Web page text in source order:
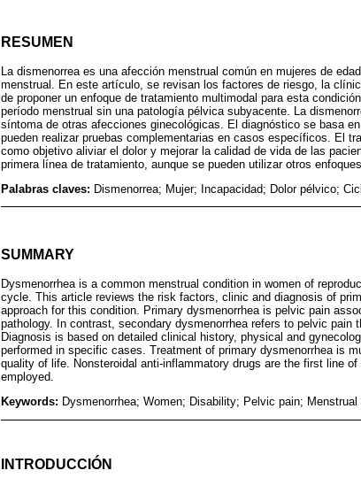
RESUMEN
La dismenorrea es una afección menstrual común en mujeres de
menstrual. En este artículo, se revisan los factores de riesgo, la
de proponer un enfoque de tratamiento multimodal para esta
período menstrual sin una patología pélvica subyacente. La
síntoma de otras afecciones ginecológicas. El diagnóstico se basa
pueden realizar pruebas complementarias en casos específicos. El
como objetivo aliviar el dolor y mejorar la calidad de vida de las
primera línea de tratamiento, aunque se pueden utilizar otros
Palabras claves: Dismenorrea; Mujer; Incapacidad; Dolor pélvico;
SUMMARY
Dysmenorrhea is a common menstrual condition in women of
cycle. This article reviews the risk factors, clinic and diagnosis of
approach for this condition. Primary dysmenorrhea is pelvic pain
pathology. In contrast, secondary dysmenorrhea refers to pelvic
Diagnosis is based on detailed clinical history, physical and
performed in specific cases. Treatment of primary dysmenorrhea is
quality of life. Nonsteroidal anti-inflammatory drugs are the first line
employed.
Keywords: Dysmenorrhea; Women; Disability; Pelvic pain;
INTRODUCCIÓN